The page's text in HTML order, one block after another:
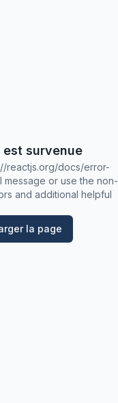
survenue
reactjs.org/docs/error-
message or use the non-
and additional helpful
la page